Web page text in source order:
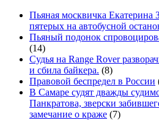
Пьяная москвичка Екатерина
пятерых на автобусной
Пьяный подонок
(14)
Судья на Range Rover
и сбила байкера. (8)
Правовой беспредел в России
В Самаре судят дважды
Панкратова, зверски
замечание о краже (7)